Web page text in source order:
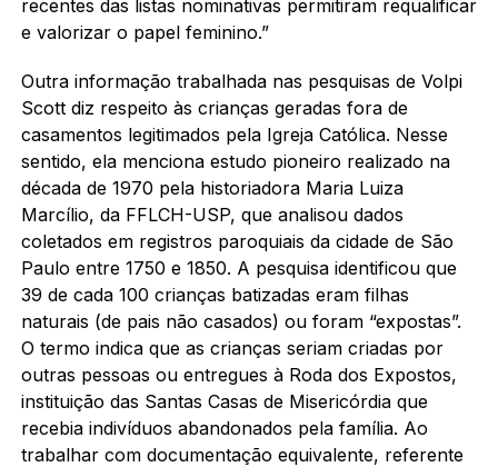
recentes das listas nominativas permitiram requalificar
e valorizar o papel feminino.”
Outra informação trabalhada nas pesquisas de Volpi
Scott diz respeito às crianças geradas fora de
casamentos legitimados pela Igreja Católica. Nesse
sentido, ela menciona estudo pioneiro realizado na
década de 1970 pela historiadora Maria Luiza
Marcílio, da FFLCH-USP, que analisou dados
coletados em registros paroquiais da cidade de São
Paulo entre 1750 e 1850. A pesquisa identificou que
39 de cada 100 crianças batizadas eram filhas
naturais (de pais não casados) ou foram “expostas”.
O termo indica que as crianças seriam criadas por
outras pessoas ou entregues à Roda dos Expostos,
instituição das Santas Casas de Misericórdia que
recebia indivíduos abandonados pela família. Ao
trabalhar com documentação equivalente, referente